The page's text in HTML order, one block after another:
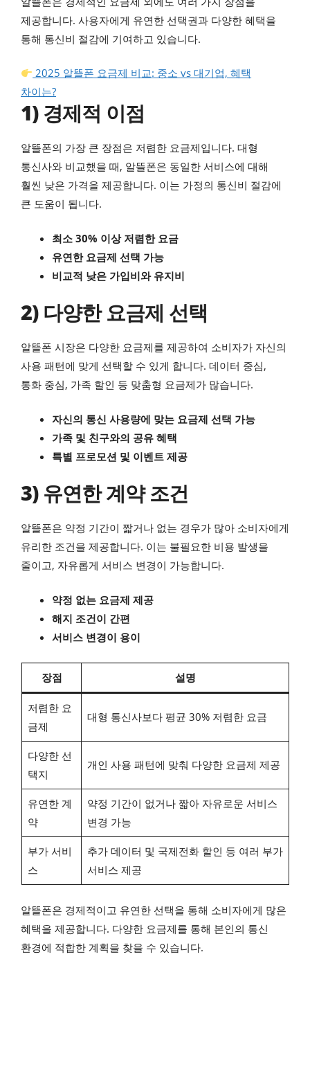
제공합니다. 사용자에게 유연한 선택권과 다양한 혜택을
통해 통신비 절감에 기여하고 있습니다.
2025 알뜰폰 요금제 비교: 중소 vs 대기업, 혜택
차이는?
1) 경제적 이점
알뜰폰의 가장 큰 장점은 저렴한 요금제입니다. 대형
통신사와 비교했을 때, 알뜰폰은 동일한 서비스에 대해
훨씬 낮은 가격을 제공합니다. 이는 가정의 통신비 절감에
큰 도움이 됩니다.
최소 30% 이상 저렴한 요금
유연한 요금제 선택 가능
비교적 낮은 가입비와 유지비
2) 다양한 요금제 선택
알뜰폰 시장은 다양한 요금제를 제공하여 소비자가 자신의
사용 패턴에 맞게 선택할 수 있게 합니다. 데이터 중심,
통화 중심, 가족 할인 등 맞춤형 요금제가 많습니다.
자신의 통신 사용량에 맞는 요금제 선택 가능
가족 및 친구와의 공유 혜택
특별 프로모션 및 이벤트 제공
3) 유연한 계약 조건
알뜰폰은 약정 기간이 짧거나 없는 경우가 많아 소비자에게
유리한 조건을 제공합니다. 이는 불필요한 비용 발생을
줄이고, 자유롭게 서비스 변경이 가능합니다.
약정 없는 요금제 제공
해지 조건이 간편
서비스 변경이 용이
장점 설명
저렴한 요
금제
대형 통신사보다 평균 30% 저렴한 요금
다양한 선
택지
개인 사용 패턴에 맞춰 다양한 요금제 제공
유연한 계
약
약정 기간이 없거나 짧아 자유로운 서비스
변경 가능
부가 서비
스
추가 데이터 및 국제전화 할인 등 여러 부가
서비스 제공
알뜰폰은 경제적이고 유연한 선택을 통해 소비자에게 많은
혜택을 제공합니다. 다양한 요금제를 통해 본인의 통신
환경에 적합한 계획을 찾을 수 있습니다.